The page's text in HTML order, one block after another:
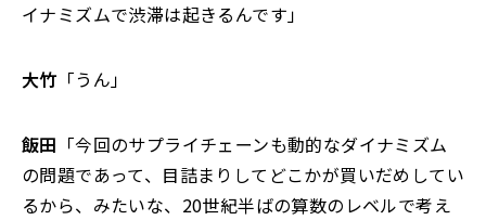
イナミズムで渋滞は起きるんです」
大竹 「うん」
飯田 「今回のサプライチェーンも動的なダイナミズム
の問題であって、目詰まりしてどこかが買いだめしてい
るから、みたいな、20世紀半ばの算数のレベルで考え